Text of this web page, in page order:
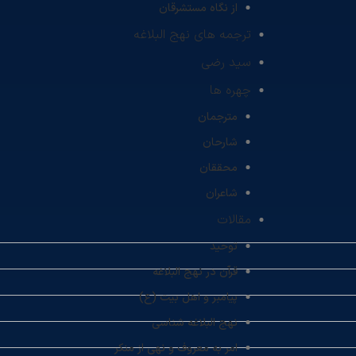
از نگاه مستشرقان
ترجمه های نهج البلاغه
سید رضی
چهره ها
مترجمان
شارحان
محققان
شاعران
مقالات
توحید
قرآن در نهج البلاغه
پیامبر و اهل بیت (ع)
نهج البلاغه شناسی
امر به معروف و نهی از منکر